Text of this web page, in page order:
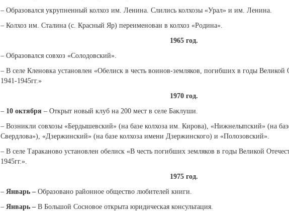
– Образовался укрупненный колхоз им. Ленина. Слились колхозы «Урал» и им. Ленина.
– Колхоз им. Сталина (с. Красный Яр) переименован в колхоз «Родина».
1965 год.
– Образовался совхоз «Солодовский».
– В селе Кленовка установлен «Обелиск в честь воинов-земляков, погибших в годы Великой
1941-1945гг.»
1970 год.
– 10 октября – Открыт новый клуб на 200 мест в селе Баклуши.
– Возникли совхозы «Бердышевский» (на базе колхоза им. Кирова), «Нижнелыпский» (на
Свердлова»), «Дзержинский» (на базе колхоза имени Дзержинского) и «Полозовский».
– В селе Тараканово установлен обелиск «В честь погибших земляков в годы Великой
1945гг.».
1975 год.
– Январь – Образовано районное общество любителей книги.
– Январь – В Большой Сосновое открыта юридическая консультация.